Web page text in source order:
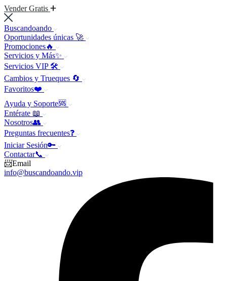
Vender Gratis
Buscandoando
Oportunidades únicas 🚀
Promociones🔥
Servicios y Más✨
Servicios VIP 🛠️
Cambios y Trueques 🔄
Favoritos❤️
Ayuda y Soporte🆘
Entérate 📖
Nosotros👥
Preguntas frecuentes❓
Iniciar Sesión🔑
Contactar📞
📨Email
info@buscandoando.vip